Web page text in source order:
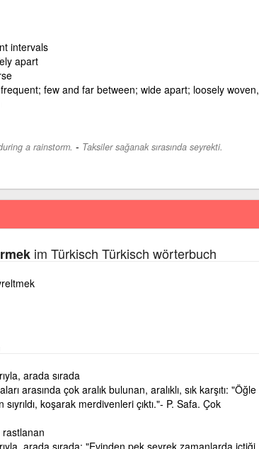
intervals
apart
few and far between; wide apart; loosely woven,
a rainstorm. - Taksiler sağanak sırasında seyrekti.
im Türkisch Türkisch wörterbuch
arada sırada
arasında çok aralık bulunan, aralıklı, sık karşıtı: "Öğle
koşarak merdivenleri çıktı."- P. Safa. Çok
arada sırada: "Evinden pek seyrek zamanlarda içtiği